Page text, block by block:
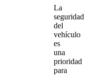
La
seguridad
del
vehículo
es
una
prioridad
para